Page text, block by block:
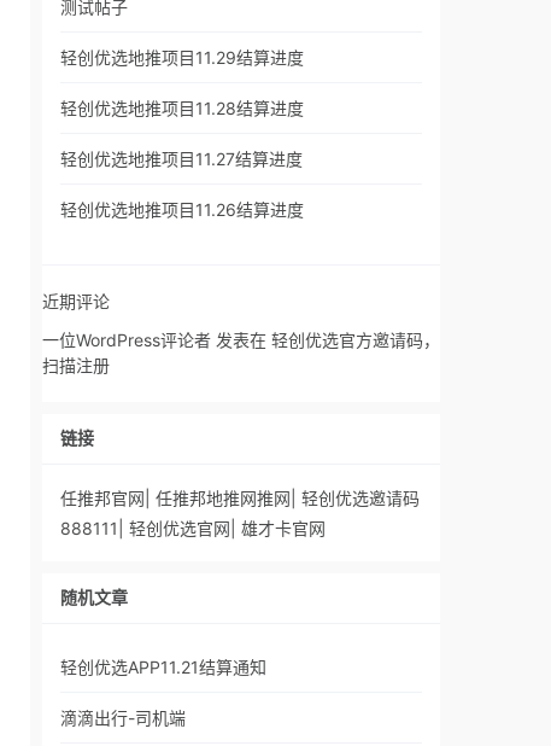
测试帖子
轻创优选地推项目11.29结算进度
轻创优选地推项目11.28结算进度
轻创优选地推项目11.27结算进度
轻创优选地推项目11.26结算进度
近期评论
一位WordPress评论者 发表在 轻创优选官方邀请码，
扫描注册
链接
任推邦官网 任推邦地推网推网 轻创优选邀请码
888111
轻创优选官网 雄才卡官网
随机文章
轻创优选APP11.21结算通知
滴滴出行-司机端